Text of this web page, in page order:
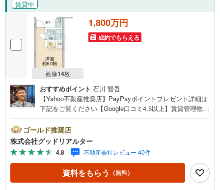
賃貸中
画像14枚
1,800万円
成約でもらえる
おすすめポイント 石川 賢吾
【Yahoo不動産推奨店】PayPayポイントプレゼント詳細は
下記をご覧ください【Google口コミ4.5以上】賃貸管理物件
介です。投資用マンションを購入する際、最大のリスクは
空室リスクです。利回りがいくら高かろうとも、空室が続
いてしまえば、絵に描いた餅になってしまいます。弊社で
ご紹介するマンションは、人気エリアのお薦め物件はもち
ろんのこと、エリアのニーズに合った人気のお部屋等、賃
貸営業経験スタッフの培ってきた知識と経験を基に物件を
ゴールド推奨店
株式会社グッドリアルター
4.8 不動産会社レビュー 40件
資料をもらう （無料）